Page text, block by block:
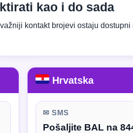
kao i do sada
kontakt brojevi ostaju
Hrvatska
✉ SMS
Pošaljite BAL na